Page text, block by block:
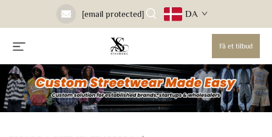
[email protected] DA
Få et tilbud